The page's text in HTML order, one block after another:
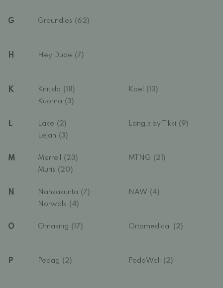
G Groundies (62)
H Hey Dude (7)
K Knitido (18) Koel
(13)
Kuoma (3)
L Lake (2) Lang.s by Tikki (9)
Lejan (3)
M Merrell (23) MTNG (21)
Muris (20)
N Nahkakunta (7) NAW (4)
Norwalk (4)
O Omaking (17) Ortomedical (2)
P Pedag (2) PodoWell (2)